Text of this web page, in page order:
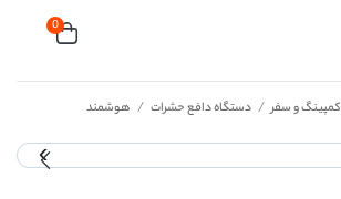
0
کمپینگ و سفر / دستگاه دافع حشرات / هوشمند